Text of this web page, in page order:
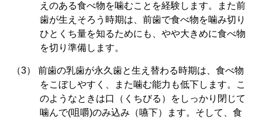
えのある食べ物を噛むことを経験します。また前
歯が生えそろう時期は、前歯で食べ物を噛み切り
ひとくち量を知るためにも、やや大きめに食べ物
を切り準備します。
前歯の乳歯が永久歯と生え替わる時期は、食べ物
をこぼしやすく、また噛む能力も低下します。こ
のようなときは口（くちびる）をしっかり閉じて
噛んで(咀嚼)のみ込み（嚥下）ます。そして、食